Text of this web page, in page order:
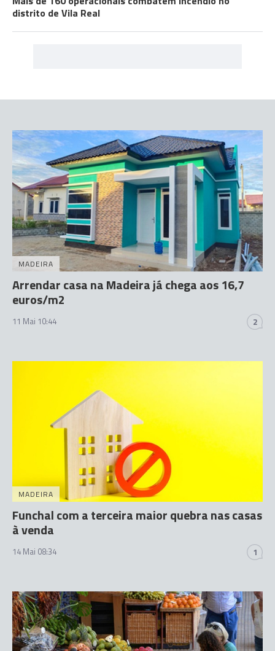
distrito de Vila Real
MADEIRA
Arrendar casa na Madeira já chega aos 16,7
euros/m2
11 Mai 10:44 2
MADEIRA
Funchal com a terceira maior quebra nas casas
à venda
14 Mai 08:34 1